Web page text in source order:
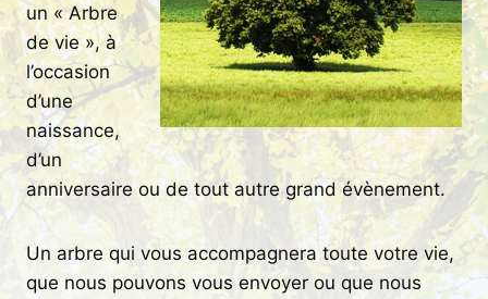
un « Arbre
de vie », à
l’occasion
d’une
naissance,
d’un
anniversaire ou de tout autre grand évènement.
Un arbre qui vous accompagnera toute votre vie,
que nous pouvons vous envoyer ou que nous